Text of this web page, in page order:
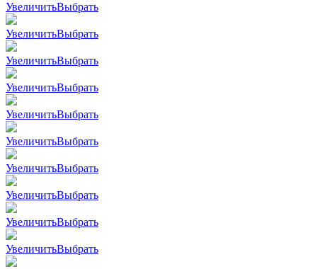
УвеличитьВыбрать
УвеличитьВыбрать
УвеличитьВыбрать
УвеличитьВыбрать
УвеличитьВыбрать
УвеличитьВыбрать
УвеличитьВыбрать
УвеличитьВыбрать
УвеличитьВыбрать
УвеличитьВыбрать